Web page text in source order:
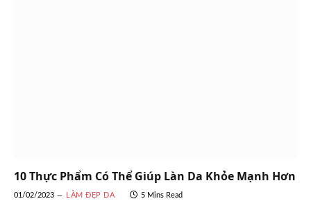
10 Thực Phẩm Có Thể Giúp Làn Da Khỏe Mạnh Hơn
01/02/2023 LÀM ĐẸP DA 5 Mins Read